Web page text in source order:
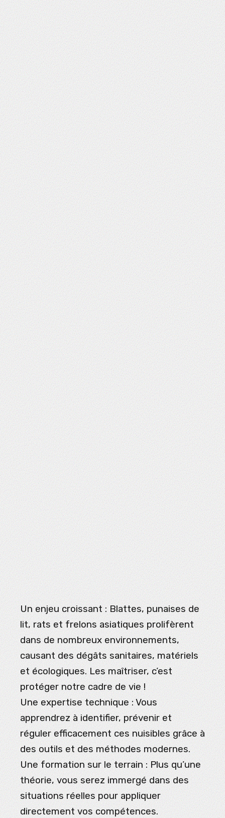
Un enjeu croissant : Blattes, punaises de
lit, rats et frelons asiatiques prolifèrent
dans de nombreux environnements,
causant des dégâts sanitaires, matériels
et écologiques. Les maîtriser, c’est
protéger notre cadre de vie !
Une expertise technique : Vous
apprendrez à identifier, prévenir et
réguler efficacement ces nuisibles grâce à
des outils et des méthodes modernes.
Une formation sur le terrain : Plus qu’une
théorie, vous serez immergé dans des
situations réelles pour appliquer
directement vos compétences.